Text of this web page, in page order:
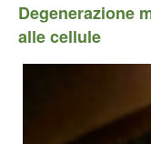
Degenerazione
alle cellule